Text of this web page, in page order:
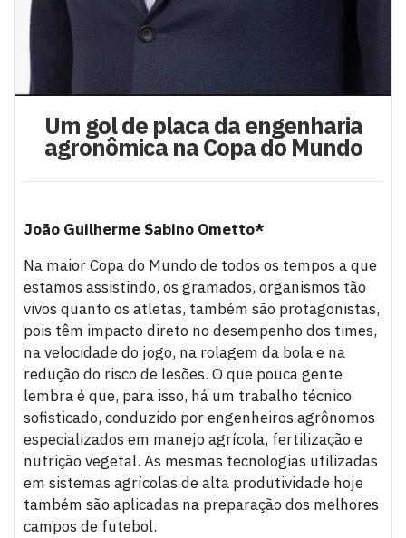
Um gol de placa da engenharia
agronômica na Copa do Mundo
João Guilherme Sabino Ometto*
Na maior Copa do Mundo de todos os tempos a que
estamos assistindo, os gramados, organismos tão
vivos quanto os atletas, também são protagonistas,
pois têm impacto direto no desempenho dos times,
na velocidade do jogo, na rolagem da bola e na
redução do risco de lesões. O que pouca gente
lembra é que, para isso, há um trabalho técnico
sofisticado, conduzido por engenheiros agrônomos
especializados em manejo agrícola, fertilização e
nutrição vegetal. As mesmas tecnologias utilizadas
em sistemas agrícolas de alta produtividade hoje
também são aplicadas na preparação dos melhores
campos de futebol.